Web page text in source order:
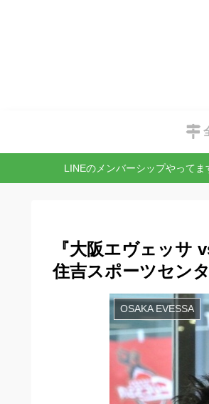
LINEのメンバーシップやって
『大阪エヴェッサ
住吉スポーツセン
OSAKA EVESSA